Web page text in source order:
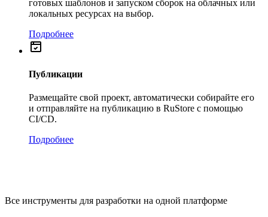
готовых шаблонов и запуском сборок на облачных или
локальных ресурсах на выбор.
Подробнее
Публикации
Размещайте свой проект, автоматически собирайте его
и отправляйте на публикацию в RuStore с помощью
CI/CD.
Подробнее
Все инструменты для разработки на одной платформе